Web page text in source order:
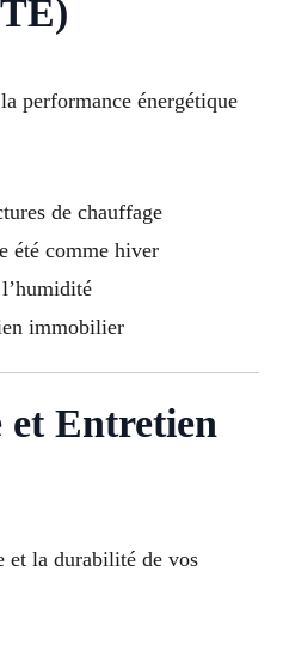
performance énergétique
de chauffage
été comme hiver
immobilier
et Entretien
et la durabilité de vos